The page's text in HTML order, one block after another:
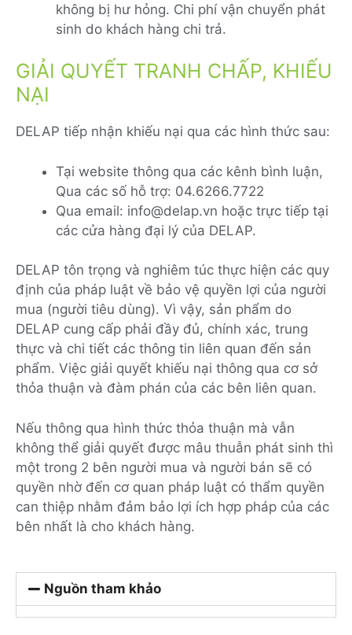
không bị hư hỏng. Chi phí vận chuyển phát
sinh do khách hàng chi trả.
GIẢI QUYẾT TRANH CHẤP, KHIẾU
NẠI
DELAP tiếp nhận khiếu nại qua các hình thức sau:
Tại website thông qua các kênh bình luận,
Qua các số hỗ trợ: 04.6266.7722
Qua email: info@delap.vn hoặc trực tiếp tại
các cửa hàng đại lý của DELAP.
DELAP tôn trọng và nghiêm túc thực hiện các quy
định của pháp luật về bảo vệ quyền lợi của người
mua (người tiêu dùng). Vì vậy, sản phẩm do
DELAP cung cấp phải đầy đủ, chính xác, trung
thực và chi tiết các thông tin liên quan đến sản
phẩm. Việc giải quyết khiếu nại thông qua cơ sở
thỏa thuận và đàm phán của các bên liên quan.
Nếu thông qua hình thức thỏa thuận mà vẫn
không thể giải quyết được mâu thuẫn phát sinh thì
một trong 2 bên người mua và người bán sẽ có
quyền nhờ đến cơ quan pháp luật có thẩm quyền
can thiệp nhằm đảm bảo lợi ích hợp pháp của các
bên nhất là cho khách hàng.
Nguồn tham khảo